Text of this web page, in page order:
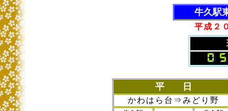
牛久駅
平成２
平 日
かわはら台⇒みどり野